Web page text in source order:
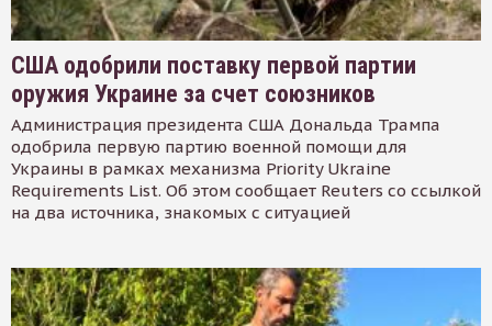
США одобрили поставку первой партии
оружия Украине за счет союзников
Администрация президента США Дональда Трампа
одобрила первую партию военной помощи для
Украины в рамках механизма Priority Ukraine
Requirements List. Об этом сообщает Reuters со ссылкой
на два источника, знакомых с ситуацией